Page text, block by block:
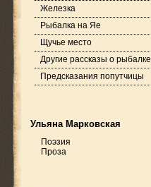
Железка
Рыбалка на Яе
Щучье место
Другие рассказы о рыбалке
Предсказания попутчицы
Ульяна Марковская
Поэзия
Проза